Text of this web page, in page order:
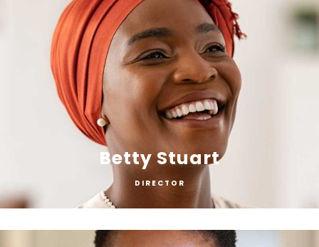
Betty Stuart
DIRECTOR